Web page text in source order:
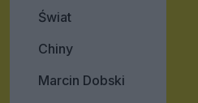
Świat
Chiny
Marcin Dobski